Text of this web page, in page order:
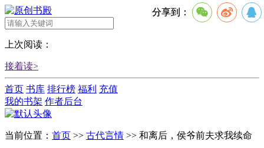
上次阅读：
接着读>
首页 书库 排行榜 福利 充值
我的书架 作者后台
当前位置： 首页 >> 古代言情 >> 和离后，侯爷前夫求我续命
分享到：